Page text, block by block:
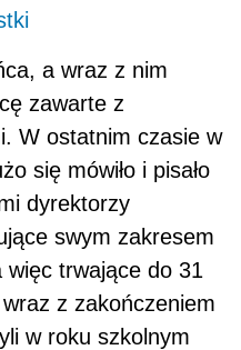
a wraz z nim
zawarte z
W ostatnim czasie w
się mówiło i pisało
dyrektorzy
swym zakresem
więc trwające do 31
z zakończeniem
w roku szkolnym